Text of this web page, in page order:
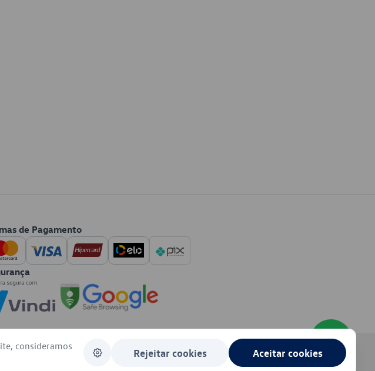
de Pagamento
consideramos
Rejeitar cookies Aceitar cookies